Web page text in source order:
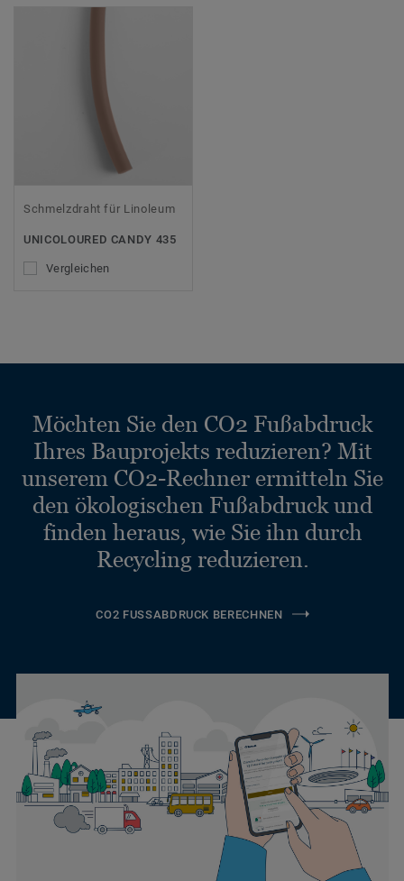
Schmelzdraht für Linoleum
UNICOLOURED CANDY 435
Vergleichen
Möchten Sie den CO2 Fußabdruck
Ihres Bauprojekts reduzieren? Mit
unserem CO2-Rechner ermitteln Sie
den ökologischen Fußabdruck und
finden heraus, wie Sie ihn durch
Recycling reduzieren.
CO2 FUSSABDRUCK BERECHNEN